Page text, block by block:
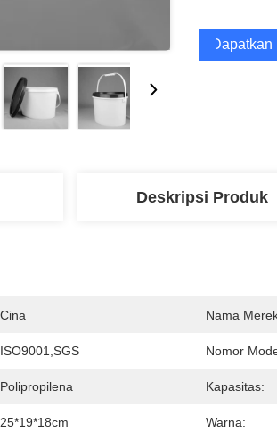
Dapatkan
Deskripsi Produk
Cina Nama
ISO9001,SGS Nomor
Polipropilena Kapasitas:
25*19*18cm Warna: